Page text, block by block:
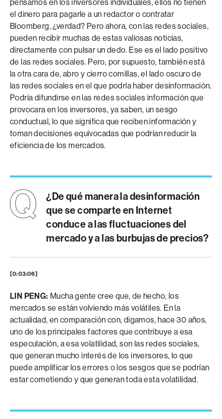
pensamos en los inversores individuales, ellos no tienen
el dinero para pagarle a un redactor o contratar
Bloomberg, ¿verdad? Pero ahora, con las redes sociales,
pueden recibir muchas de estas valiosas noticias,
directamente con pulsar un dedo. Ese es el lado positivo
de las redes sociales. Pero, por supuesto, también está
la otra cara de, abro y cierro comillas, el lado oscuro de
las redes sociales en el que podría haber desinformación.
Podría difundirse en las redes sociales información que
provocara en los inversores, ya saben, un sesgo
conductual, lo que significa que reciben información y
toman decisiones equivocadas que podrían reducir la
eficiencia de los mercados.
¿De qué manera la desinformación
que se comparte en Internet
conduce a las fluctuaciones del
mercado y a las burbujas de precios?
[0:03:06]
LIN PENG: Mucha gente cree que, de hecho, los
mercados se están volviendo más volátiles. En la
actualidad, en comparación con, digamos, hace 30 años,
uno de los principales factores que contribuye a esa
especulación, a esa volatilidad, son las redes sociales,
que generan mucho interés de los inversores, lo que
puede amplificar los errores o los sesgos que se podrían
estar cometiendo y que generan toda esta volatilidad.